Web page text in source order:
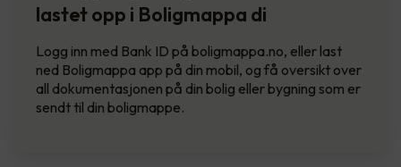
lastet opp i Boligmappa di
Logg inn med Bank ID på boligmappa.no, eller last
ned Boligmappa app på din mobil, og få oversikt over
all dokumentasjonen på din bolig eller bygning som er
sendt til din boligmappe.